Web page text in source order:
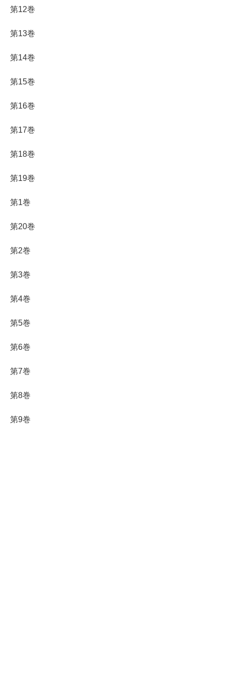
第12巻
第13巻
第14巻
第15巻
第16巻
第17巻
第18巻
第19巻
第1巻
第20巻
第2巻
第3巻
第4巻
第5巻
第6巻
第7巻
第8巻
第9巻